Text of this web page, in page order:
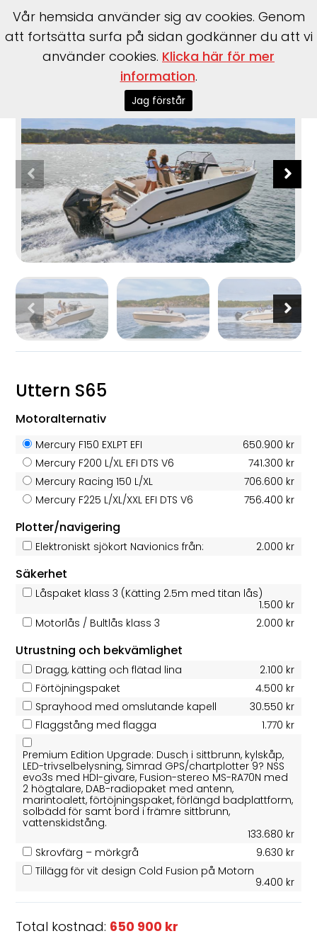
> S65
Uttern S65
Motoralternativ
Mercury F150 EXLPT EFI
650.900 kr
Mercury F200 L/XL EFI DTS V6
741.300 kr
Mercury Racing 150 L/XL
706.600 kr
Mercury F225 L/XL/XXL EFI DTS V6
756.400 kr
Plotter/navigering
Elektroniskt sjökort Navionics från: 2.000 kr
Säkerhet
Låspaket klass 3 (Kätting 2.5m med titan lås)
1.500 kr
Motorlås / Bultlås klass 3
2.000 kr
Utrustning och bekvämlighet
Dragg, kätting och flätad lina
2.100 kr
Förtöjningspaket
4.500 kr
Sprayhood med omslutande kapell
30.550 kr
Flaggstång med flagga
1.770 kr
Premium Edition Upgrade: Dusch i sittbrunn, kylskåp,
LED-trivselbelysning, Simrad GPS/chartplotter 9? NSS
evo3s med HDI-givare, Fusion-stereo MS-RA70N med
2 högtalare, DAB-radiopaket med antenn,
marintoalett, förtöjningspaket, förlängd badplattform,
solbädd för samt bord i främre sittbrunn,
vattenskidstång.
133.680 kr
Skrovfärg – mörkgrå
9.630 kr
Tillägg för vit design Cold Fusion på Motorn
9.400 kr
Total kostnad: 650 900 kr
Vår hemsida använder sig av cookies. Genom
att fortsätta surfa på sidan godkänner du att vi
använder cookies. Klicka här för mer
information.
Jag förstår